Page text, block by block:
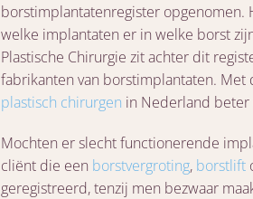
borstimplantatenregister opgenomen.
welke implantaten er in welke borst
Plastische Chirurgie zit achter dit
fabrikanten van borstimplantaten.
plastisch chirurgen in Nederland
Mochten er slecht functionerende
cliënt die een borstvergroting, borstlift
geregistreerd, tenzij men bezwaar